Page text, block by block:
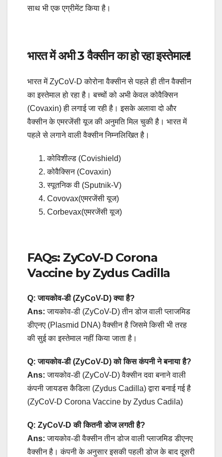
साथ भी एक एग्रीमेंट किया है।
भारत में अभी 3 वैक्सीन का हो रहा इस्तेमाल!
भारत में ZyCoV-D कोरोना वैक्सीन से पहले ही तीन वैक्सीन
का इस्तेमाल हो रहा है। बच्चों को अभी केवल कोवैक्सिन
(Covaxin) ही लगाई जा रही है। इसके अलावा दो और
वैक्सीन के एमरजेंसी यूज की अनुमति मिल चुकी है। भारत में
पहले से लगाने वाली वैक्सीन निम्नलिखित है।
कोविशील्ड (Covishield)
कोवैक्सिन (Covaxin)
स्पूतनिक वी (Sputnik-V)
Covovax(एमरजेंसी यूज)
Corbevax(एमरजेंसी यूज)
FAQs: ZyCoV-D Corona
Vaccine by Zydus Cadilla
Q: जायकोव-डी (ZyCoV-D) क्या है?
Ans: जायकोव-डी (ZyCoV-D) तीन डोज वाली प्लाजमिड
डीएनए (Plasmid DNA) वैक्सीन है जिसमे किसी भी तरह
की सुई का इस्तेमाल नहीं किया जाता है।
Q: जायकोव-डी (ZyCoV-D) को किस कंपनी ने बनाया है?
Ans: जायकोव-डी (ZyCoV-D) वैक्सीन दवा बनाने वाली
कंपनी जायडस कैडिला (Zydus Cadilla) द्वारा बनाई गई है
(ZyCoV-D Corona Vaccine by Zydus Cadila)
Q: ZyCoV-D की कितनी डोज लगती है?
Ans: जायकोव-डी वैक्सीन तीन डोज वाली प्लाजमिड डीएनए
वैक्सीन है। कंपनी के अनुसार इसकी पहली डोज के बाद दूसरी